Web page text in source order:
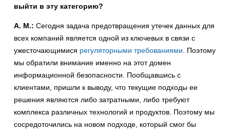
выйти в эту категорию?
А. М.: Сегодня задача предотвращения утечек данных для
всех компаний является одной из ключевых в связи с
ужесточающимися регуляторными требованиями . Поэтому
мы обратили внимание именно на этот домен
информационной безопасности. Пообщавшись с
клиентами, пришли к выводу, что текущие подходы ее
решения являются либо затратными, либо требуют
комплекса различных технологий и продуктов. Поэтому мы
сосредоточились на новом подходе, который смог бы